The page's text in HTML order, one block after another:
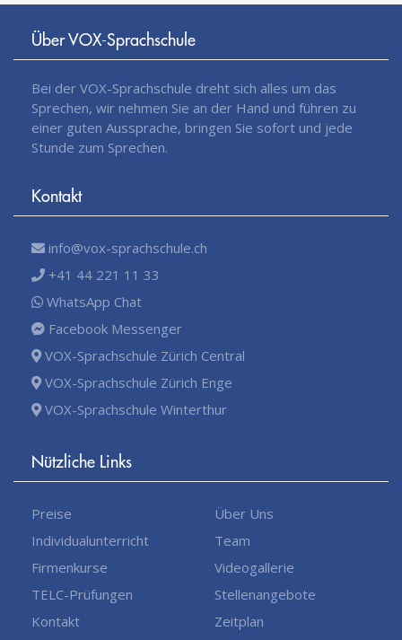
Über VOX-Sprachschule
Bei der VOX-Sprachschule dreht sich alles um das
Sprechen, wir nehmen Sie an der Hand und führen zu
einer guten Aussprache, bringen Sie sofort und jede
Stunde zum Sprechen.
Kontakt
info@vox-sprachschule.ch
+41 44 221 11 33
WhatsApp Chat
Facebook Messenger
VOX-Sprachschule Zürich Central
VOX-Sprachschule Zürich Enge
VOX-Sprachschule Winterthur
Nützliche Links
Preise
Individualunterricht
Firmenkurse
TELC-Prüfungen
Kontakt
Über Uns
Team
Videogallerie
Stellenangebote
Zeitplan